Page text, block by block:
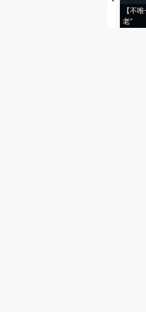
【不
老”